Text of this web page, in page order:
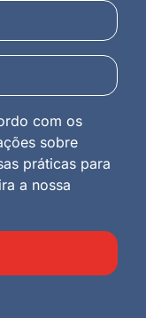
com os
sobre
práticas para
a nossa